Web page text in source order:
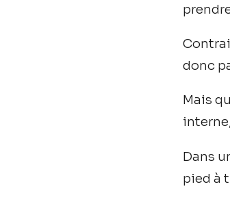
donc
Mais
Dans
pied à